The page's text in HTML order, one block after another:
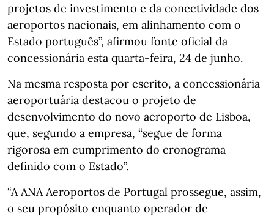
projetos de investimento e da conectividade dos
aeroportos nacionais, em alinhamento com o
Estado português”, afirmou fonte oficial da
concessionária esta quarta-feira, 24 de junho.
Na mesma resposta por escrito, a concessionária
aeroportuária destacou o projeto de
desenvolvimento do novo aeroporto de Lisboa,
que, segundo a empresa, “segue de forma
rigorosa em cumprimento do cronograma
definido com o Estado”.
“A ANA Aeroportos de Portugal prossegue, assim,
o seu propósito enquanto operador de